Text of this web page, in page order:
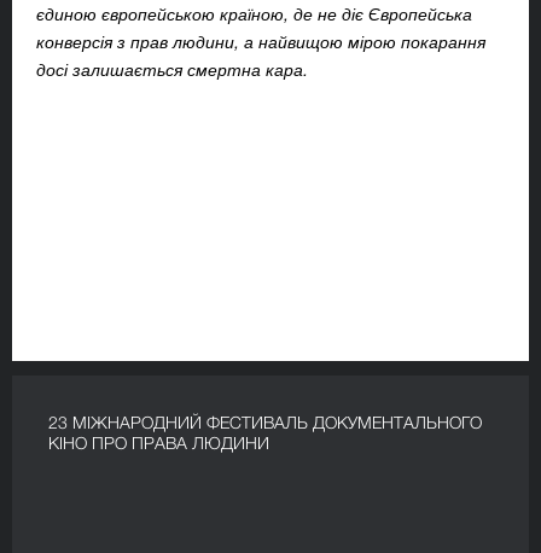
єдиною європейською країною, де не діє Європейська
конверсія з прав людини, а найвищою мірою покарання
досі залишається смертна кара.
23 МІЖНАРОДНИЙ ФЕСТИВАЛЬ ДОКУМЕНТАЛЬНОГО
КІНО ПРО ПРАВА ЛЮДИНИ